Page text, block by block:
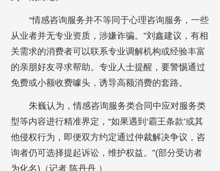
“情感咨询服务并不等同于心理咨询服务，一些
从业者并无专业资质，涉嫌诈骗。”刘鑫建议，有相
关需求的消费者可以联系专业调解机构或经验丰富
的亲朋好友寻求帮助。专业人士提醒，要警惕通过
免费或小额收费噱头，诱导高额消费的套路。
朱巍认为，情感咨询服务类合同中应对服务类
型等内容进行精准界定，“如果遇到‘霸王条款’或其
他侵权行为，即便双方约定通过仲裁解决争议，咨
询者仍可选择提起诉讼，维护权益。”(部分受访者
为化名) （记者 陈丹丹 ）